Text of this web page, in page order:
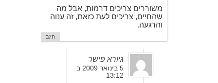
משוררים צריכים דרמות, אבל מה
שהחיים, צריכים לעת כזאת, זה ענוה
והרגעה.
הגב
גיורא פישר
5 בינואר 2009 ב
13:12